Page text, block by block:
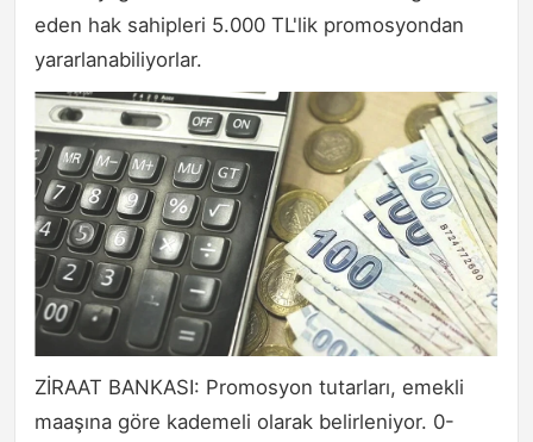
eden hak sahipleri 5.000 TL'lik promosyondan
yararlanabiliyorlar.
ZİRAAT BANKASI: Promosyon tutarları, emekli
maaşına göre kademeli olarak belirleniyor. 0-